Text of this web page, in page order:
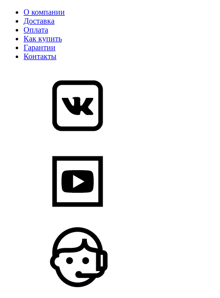
О компании
Доставка
Оплата
Как купить
Гарантии
Контакты